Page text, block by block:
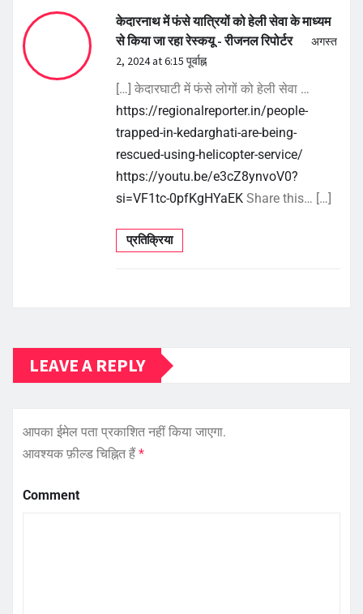
केदारनाथ में फंसे यात्रियों को हेली सेवा के माध्यम
से किया जा रहा रेस्कयू - रीजनल रिपोर्टर
अगस्त
2, 2024 at 6:15 पूर्वाह्न
[…] केदारघाटी में फंसे लोगों को हेली सेवा …
https://regionalreporter.in/people-
trapped-in-kedarghati-are-being-
rescued-using-helicopter-service/
https://youtu.be/e3cZ8ynvoV0?
si=VF1tc-0pfKgHYaEK Share this… […]
प्रतिक्रिया
LEAVE A REPLY
आपका ईमेल पता प्रकाशित नहीं किया जाएगा.
आवश्यक फ़ील्ड चिह्नित हैं *
Comment